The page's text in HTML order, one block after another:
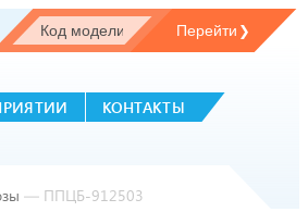
КОНТАКТЫ
— ППЦБ-912503